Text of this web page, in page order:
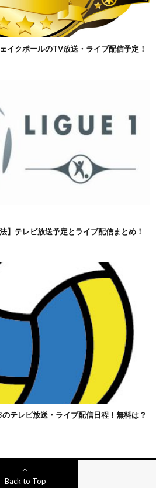
イクポールのTV放送・ライブ配信予定！
】テレビ放送予定とライブ配信まとめ！
テレビ放送・ライブ配信日程！無料は？
Back to Top